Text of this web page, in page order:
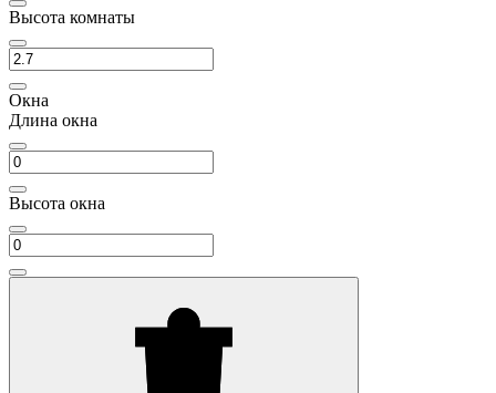
Высота комнаты
Окна
Длина окна
Высота окна